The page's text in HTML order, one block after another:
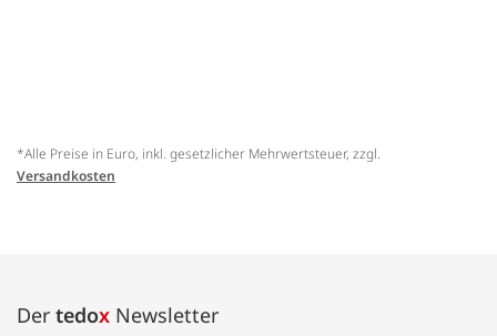
*Alle Preise in Euro, inkl. gesetzlicher Mehrwertsteuer, zzgl.
Versandkosten
Der tedox Newsletter